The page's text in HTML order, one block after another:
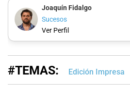
Joaquín Fidalgo
Sucesos
Ver Perfil
#TEMAS: Edición Impresa